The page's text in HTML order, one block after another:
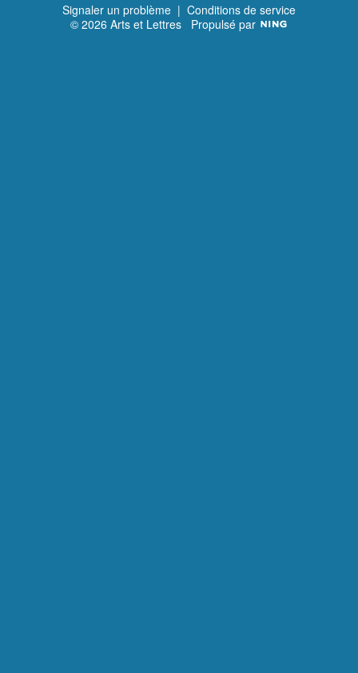
Signaler un problème | Conditions de service
© 2026 Arts et Lettres Propulsé par